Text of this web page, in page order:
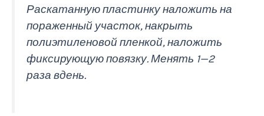
Раскатанную пластинку наложить на
пораженный участок, накрыть
полиэтиленовой пленкой, наложить
фиксирующую повязку. Менять 1—2
раза вдень.